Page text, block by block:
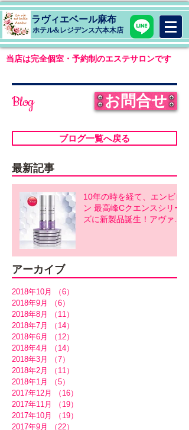
ラヴィエベール麻布
​ホテル&レジデンス六本木店
当店は完全個室・予約制のエステサロンです
Blog お問合せ
ブログ一覧へ戻る
最新記事
10年の時を経て、エンビロ
ン 最高峰Cクエンスシリー
ズに新製品誕生！アヴァン
アーカイブ
2018年10月 （6）
2018年9月
（6）
2018年8月
（11）
2018年7月
（14）
2018年6月
（12）
2018年4月
（14）
2018年3月
（7）
2018年2月
（11）
2018年1月
（5）
2017年12月
（16）
2017年11月
（19）
2017年10月
（19）
2017年9月
（22）